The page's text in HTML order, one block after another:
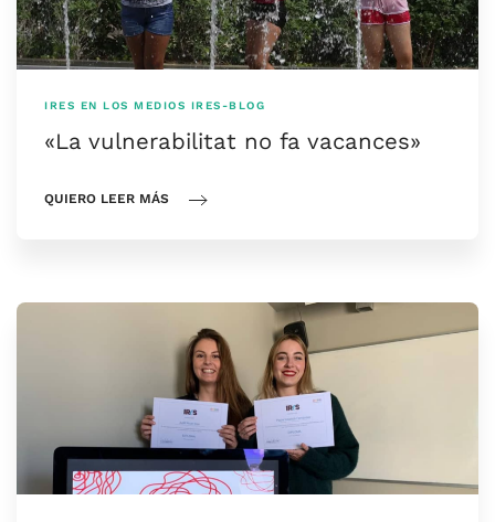
IRES EN LOS MEDIOS IRES-BLOG
«La vulnerabilitat no fa vacances»
QUIERO LEER MÁS